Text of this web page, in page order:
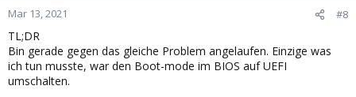
Mar 13, 2021 #8
TL;DR
Bin gerade gegen das gleiche Problem angelaufen. Einzige was
ich tun musste, war den Boot-mode im BIOS auf UEFI
umschalten.